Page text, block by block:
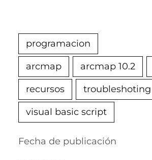
programacion
arcmap arcmap 10.2
recursos troubleshoting
visual basic script
Fecha de publicación